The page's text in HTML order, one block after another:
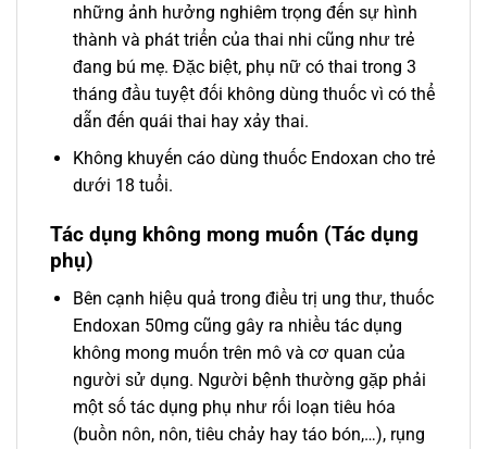
những ảnh hưởng nghiêm trọng đến sự hình
thành và phát triển của thai nhi cũng như trẻ
đang bú mẹ. Đặc biệt, phụ nữ có thai trong 3
tháng đầu tuyệt đối không dùng thuốc vì có thể
dẫn đến quái thai hay xảy thai.
Không khuyến cáo dùng thuốc Endoxan cho trẻ
dưới 18 tuổi.
Tác dụng không mong muốn (Tác dụng
phụ)
Bên cạnh hiệu quả trong điều trị ung thư, thuốc
Endoxan 50mg cũng gây ra nhiều tác dụng
không mong muốn trên mô và cơ quan của
người sử dụng. Người bệnh thường gặp phải
một số tác dụng phụ như rối loạn tiêu hóa
(buồn nôn, nôn, tiêu chảy hay táo bón,…), rụng